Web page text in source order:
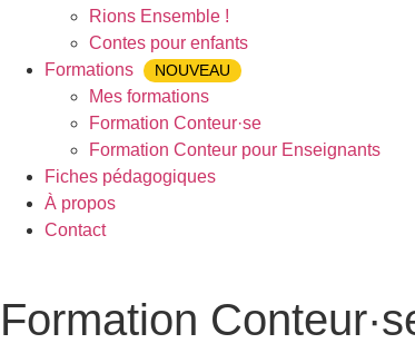
Rions Ensemble !
Contes pour enfants
Formations
NOUVEAU
Mes formations
Formation Conteur·se
Formation Conteur pour Enseignants
Fiches pédagogiques
À propos
Contact
Formation